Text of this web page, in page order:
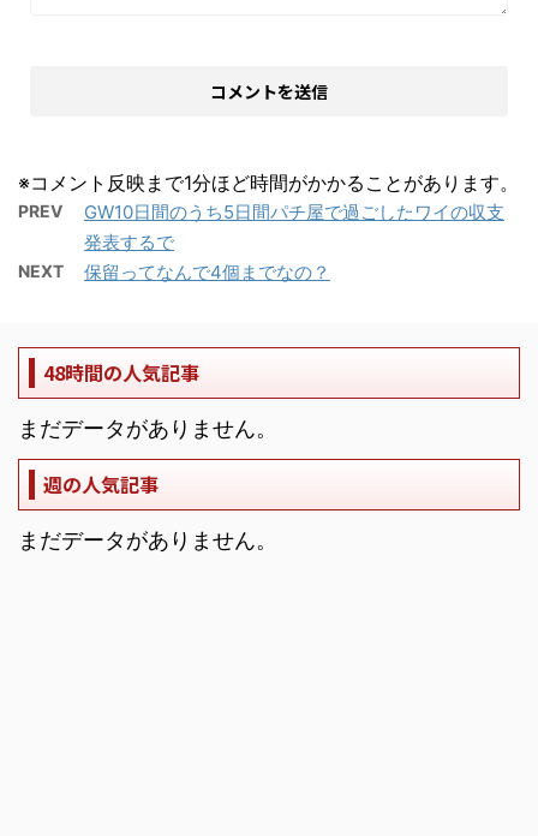
※コメント反映まで1分ほど時間がかかることがあります。
PREV
GW10日間のうち5日間パチ屋で過ごしたワイの収支
発表するで
NEXT 保留ってなんで4個までなの？
48時間の人気記事
まだデータがありません。
週の人気記事
まだデータがありません。